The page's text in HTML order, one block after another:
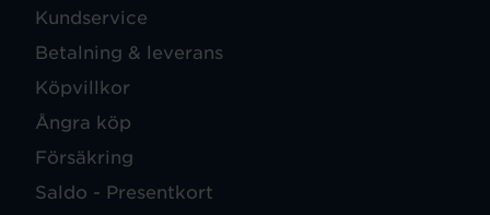
Kundservice
Betalning & leverans
Köpvillkor
Ångra köp
Försäkring
Saldo - Presentkort